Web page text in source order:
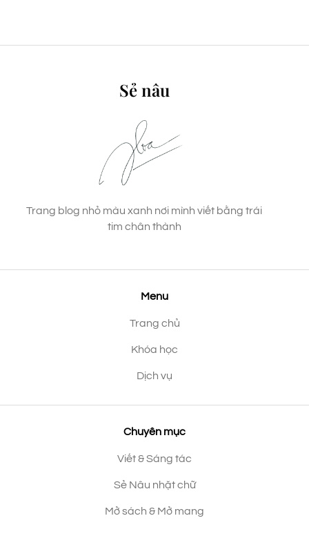
Sẻ nâu
Trang blog nhỏ màu xanh nơi mình viết bằng trái
tim chân thành
Menu
Trang chủ
Khóa học
Dịch vụ
Chuyên mục
Viết & Sáng tác
Sẻ Nâu nhặt chữ
Mở sách & Mở mang